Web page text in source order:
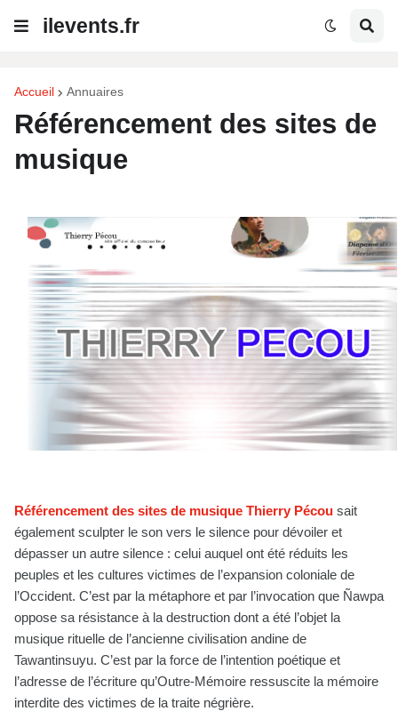
ilevents.fr
Accueil Annuaires
Référencement des sites de
musique
Référencement des sites de musique Thierry Pécou sait
également sculpter le son vers le silence pour dévoiler et
dépasser un autre silence : celui auquel ont été réduits les
peuples et les cultures victimes de l’expansion coloniale de
l’Occident. C’est par la métaphore et par l’invocation que Ñawpa
oppose sa résistance à la destruction dont a été l’objet la
musique rituelle de l’ancienne civilisation andine de
Tawantinsuyu. C’est par la force de l’intention poétique et
l’adresse de l’écriture qu’Outre-Mémoire ressuscite la mémoire
interdite des victimes de la traite négrière.